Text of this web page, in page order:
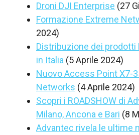
Droni DJI Enterprise (27
Formazione Extreme
2024)
Distribuzione dei prodotti
in Italia (5 Aprile 2024)
Nuovo Access Point X7-
Networks (4 Aprile 2024)
Scopri i ROADSHOW di
Milano, Ancona e Bari (8
Advantec rivela le ultime